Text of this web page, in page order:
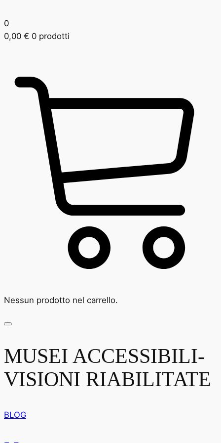
0
0,00 € 0 prodotti
Nessun prodotto nel carrello.
MUSEI ACCESSIBILI-
VISIONI RIABILITATE
BLOG